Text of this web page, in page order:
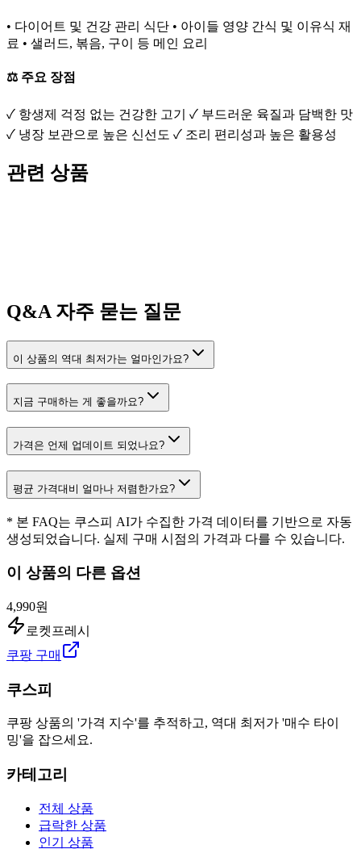
• 다이어트 및 건강 관리 식단 • 아이들 영양 간식 및 이유식 재
료 • 샐러드, 볶음, 구이 등 메인 요리
⚖️ 주요 장점
✓ 항생제 걱정 없는 건강한 고기 ✓ 부드러운 육질과 담백한 맛
✓ 냉장 보관으로 높은 신선도 ✓ 조리 편리성과 높은 활용성
관련 상품
Q&A 자주 묻는 질문
이 상품의 역대 최저가는 얼마인가요?
지금 구매하는 게 좋을까요?
가격은 언제 업데이트 되었나요?
평균 가격대비 얼마나 저렴한가요?
* 본 FAQ는 쿠스피 AI가 수집한 가격 데이터를 기반으로 자동
생성되었습니다. 실제 구매 시점의 가격과 다를 수 있습니다.
이 상품의 다른 옵션
4,990원
로켓프레시
쿠팡 구매
쿠스피
쿠팡 상품의 '가격 지수'를 추적하고, 역대 최저가 '매수 타이
밍'을 잡으세요.
카테고리
전체 상품
급락한 상품
인기 상품